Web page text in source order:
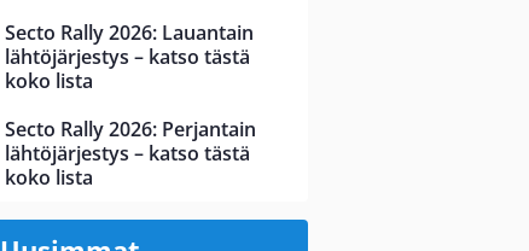
Secto Rally 2026: Lauantain
lähtöjärjestys – katso tästä
koko lista
Secto Rally 2026: Perjantain
lähtöjärjestys – katso tästä
koko lista